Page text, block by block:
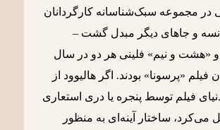
در مجموعه سبک‌شناسانه کارگردانان
و جاهای دیگر مبدل گشت –
و «هشت و نیم» فلینی هر دو در سال
فیلم «پرسونا» بودند. اگر هالیوود از
فیلم توسط پنجره یا دری استعاری
می‌کرد، ساختار آینه‌ای به منظور